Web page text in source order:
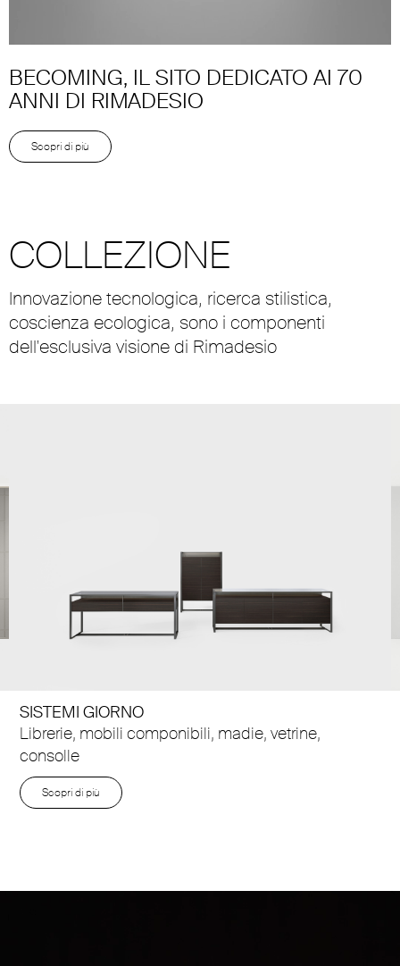
BECOMING, IL SITO DEDICATO AI 70
ANNI DI RIMADESIO
Scopri di più
COLLEZIONE
Innovazione tecnologica, ricerca stilistica,
coscienza ecologica, sono i componenti
dell'esclusiva visione di Rimadesio
SISTEMI GIORNO
Librerie, mobili componibili, madie, vetrine,
consolle
Scopri di più